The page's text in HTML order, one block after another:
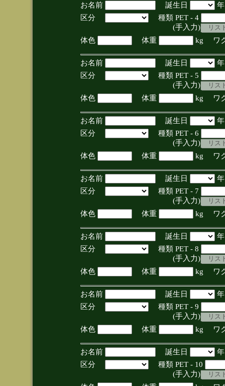
お名前 誕生日
区分
種類 PET - 4
(手入力)
体色
体重 kg ワ
お名前 誕生日
区分
種類 PET - 5
(手入力)
体色
体重 kg ワ
お名前 誕生日
区分
種類 PET - 6
(手入力)
体色
体重 kg ワ
お名前 誕生日
区分
種類 PET - 7
(手入力)
体色
体重 kg ワ
お名前 誕生日
区分
種類 PET - 8
(手入力)
体色
体重 kg ワ
お名前 誕生日
区分
種類 PET - 9
(手入力)
体色
体重 kg ワ
お名前 誕生日
区分
種類 PET - 10
(手入力)